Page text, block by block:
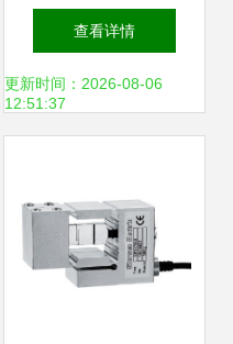
与其他电源模块的
对比分析
查看详情
更新时间：2026-08-06
12:51:37